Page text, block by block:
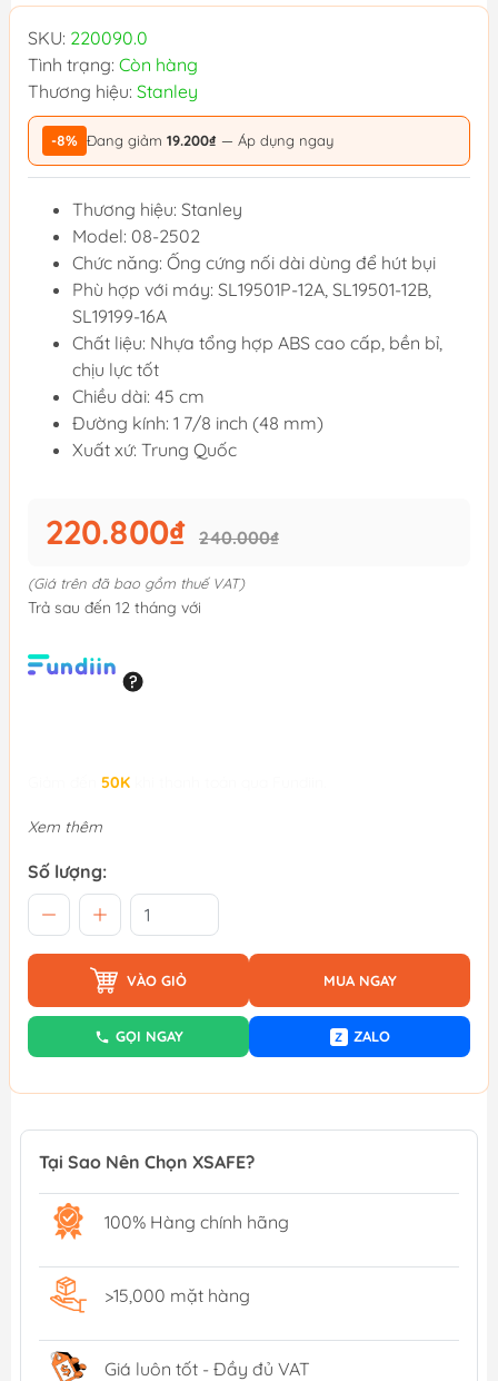
SKU: 220090.0
Tình trạng: Còn hàng
Thương hiệu: Stanley
-8% Đang giảm 19.200₫ — Áp dụng ngay
Thương hiệu: Stanley
Model: 08-2502
Chức năng: Ống cứng nối dài dùng để hút bụi
Phù hợp với máy: SL19501P-12A, SL19501-12B,
SL19199-16A
Chất liệu: Nhựa tổng hợp ABS cao cấp, bền bỉ,
chịu lực tốt
Chiều dài: 45 cm
Đường kính: 1 7/8 inch (48 mm)
Xuất xứ: Trung Quốc
220.800₫ 240.000₫
(Giá trên đã bao gồm thuế VAT)
Trả sau đến 12 tháng với
50K
Xem thêm
Số lượng:
VÀO GIỎ MUA NGAY
GỌI NGAY Z ZALO
Tại Sao Nên Chọn XSAFE?
100% Hàng chính hãng
>15,000 mặt hàng
Giá luôn tốt - Đầy đủ VAT